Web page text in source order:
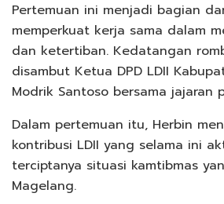
Pertemuan ini menjadi bagian
memperkuat kerja sama dalam
dan ketertiban. Kedatangan
disambut Ketua DPD LDII
Modrik Santoso bersama jajaran
Dalam pertemuan itu, Herbin
kontribusi LDII yang selama ini
terciptanya situasi kamtibmas
Magelang.